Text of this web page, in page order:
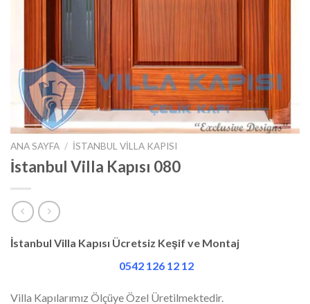
ANA SAYFA / İSTANBUL VILLA KAPISI
İstanbul Villa Kapısı 080
İstanbul Villa Kapısı Ücretsiz Keşif ve Montaj
0542 126 12 12
Villa Kapılarımız Ölçüye Özel Üretilmektedir.